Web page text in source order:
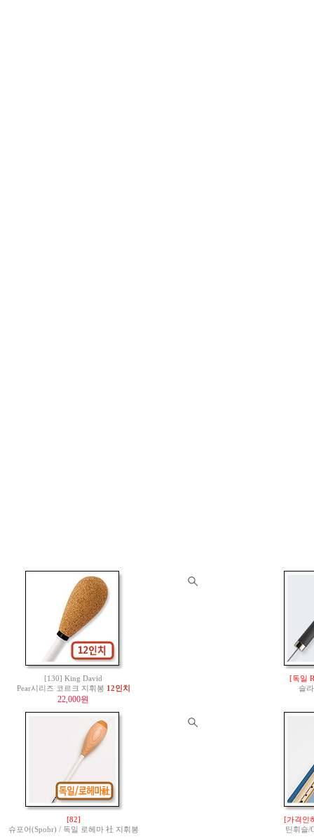
[130] King David
Pear시리즈 코르크 지휘봉 12인치
22,000원
[독일
슬
[82]
슈포어(Spohr) / 독일 로헤마 社 지휘봉
[가격인
틴휘슬/